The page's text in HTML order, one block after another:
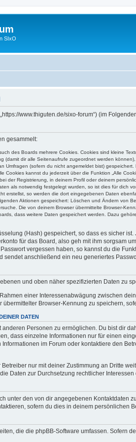
SIxO
www.thiguten.de/sixo-forum“) (im
gesammelt:
des Boards mehrere Cookies. Cookies sind kleine
(damit dir alle Seitenaufrufe zugeordnet werden
Umfragen (sofern du nicht angemeldet bist)
Cookies kannst du jederzeit über die Funktion „Alle
der Registrierung, in deinem Profil oder deinem
als notwendig festgelegt wurden, so ist dies für dich
erstellst, so werden die dort eingegebenen Daten
Aktionen gespeichert: Löschen und Ändern von
Die von deinem Browser übermittelte Browser-
dass weitere Daten gespeichert werden. Dazu
(Hash) gespeichert, so dass es sicher
für das Board, also geh mit ihm sorgsam
vergessen haben, so kannst du die
anschließend ein neu generiertes
und oben näher spezifizierten Daten zu
einer Interessenabwägung zwischen
Browser-Kennung zu speichern,
DATEN
Personen zu ermöglichen. Du bist dir
dass einzelne Informationen nur für einen
im Forum oder kontaktiere den
nur mit deiner Zustimmung an Dritte
Daten zur Durchsetzung rechtlicher
unter den von dir angegebenen
sofern du dies in deinem persönlichen
die die phpBB-Software umfassen. Sofern